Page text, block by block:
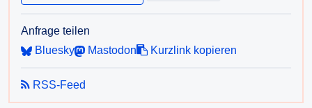
Anfrage teilen
Bluesky
Mastodon Kurzlink kopieren
RSS-Feed